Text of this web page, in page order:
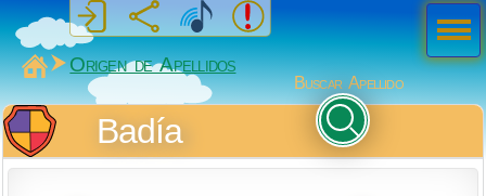
MiSabueso
Origen de Apellidos
Buscar Apellido
Badía
Men
ú